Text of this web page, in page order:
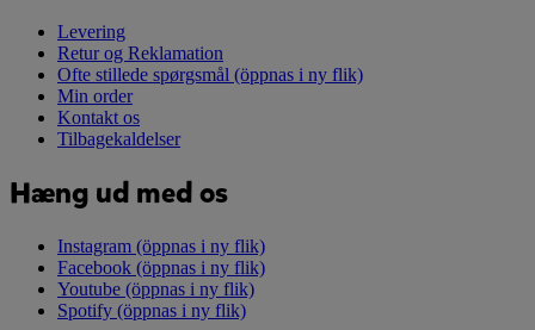
Levering
Retur og Reklamation
Ofte stillede spørgsmål (öppnas i ny flik)
Min order
Kontakt os
Tilbagekaldelser
Hæng ud med os
Instagram (öppnas i ny flik)
Facebook (öppnas i ny flik)
Youtube (öppnas i ny flik)
Spotify (öppnas i ny flik)